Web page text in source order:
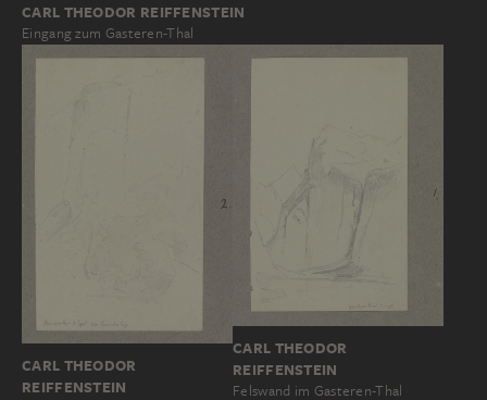
CARL THEODOR REIFFENSTEIN
Eingang zum Gasteren-Thal
CARL THEODOR
REIFFENSTEIN
CARL THEODOR
REIFFENSTEIN
Felswand im Gasteren-Thal